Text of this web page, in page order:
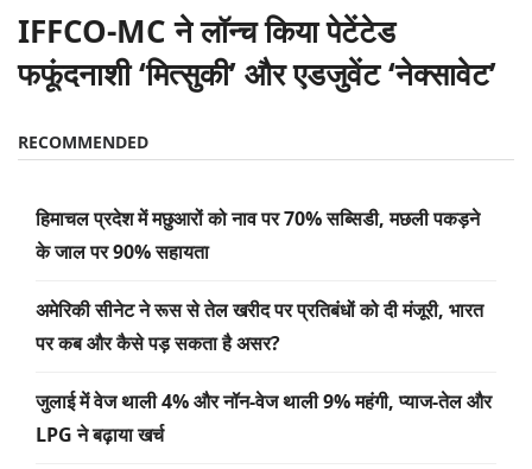
IFFCO-MC ने लॉन्च किया पेटेंटेड
फफूंदनाशी ‘मित्सुकी’ और एडजुवेंट ‘नेक्सावेट’
RECOMMENDED
हिमाचल प्रदेश में मछुआरों को नाव पर 70% सब्सिडी, मछली पकड़ने
के जाल पर 90% सहायता
अमेरिकी सीनेट ने रूस से तेल खरीद पर प्रतिबंधों को दी मंजूरी, भारत
पर कब और कैसे पड़ सकता है असर?
जुलाई में वेज थाली 4% और नॉन-वेज थाली 9% महंगी, प्याज-तेल और
LPG ने बढ़ाया खर्च